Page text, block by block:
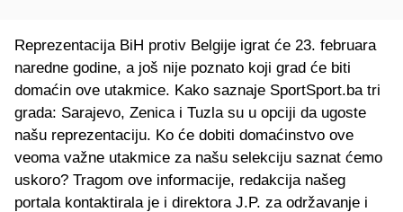
Reprezentacija BiH protiv Belgije igrat će 23. februara
naredne godine, a još nije poznato koji grad će biti
domaćin ove utakmice. Kako saznaje SportSport.ba tri
grada: Sarajevo, Zenica i Tuzla su u opciji da ugoste
našu reprezentaciju. Ko će dobiti domaćinstvo ove
veoma važne utakmice za našu selekciju saznat ćemo
uskoro? Tragom ove informacije, redakcija našeg
portala kontaktirala je i direktora J.P. za održavanje i